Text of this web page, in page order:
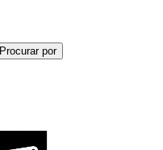
Procurar por